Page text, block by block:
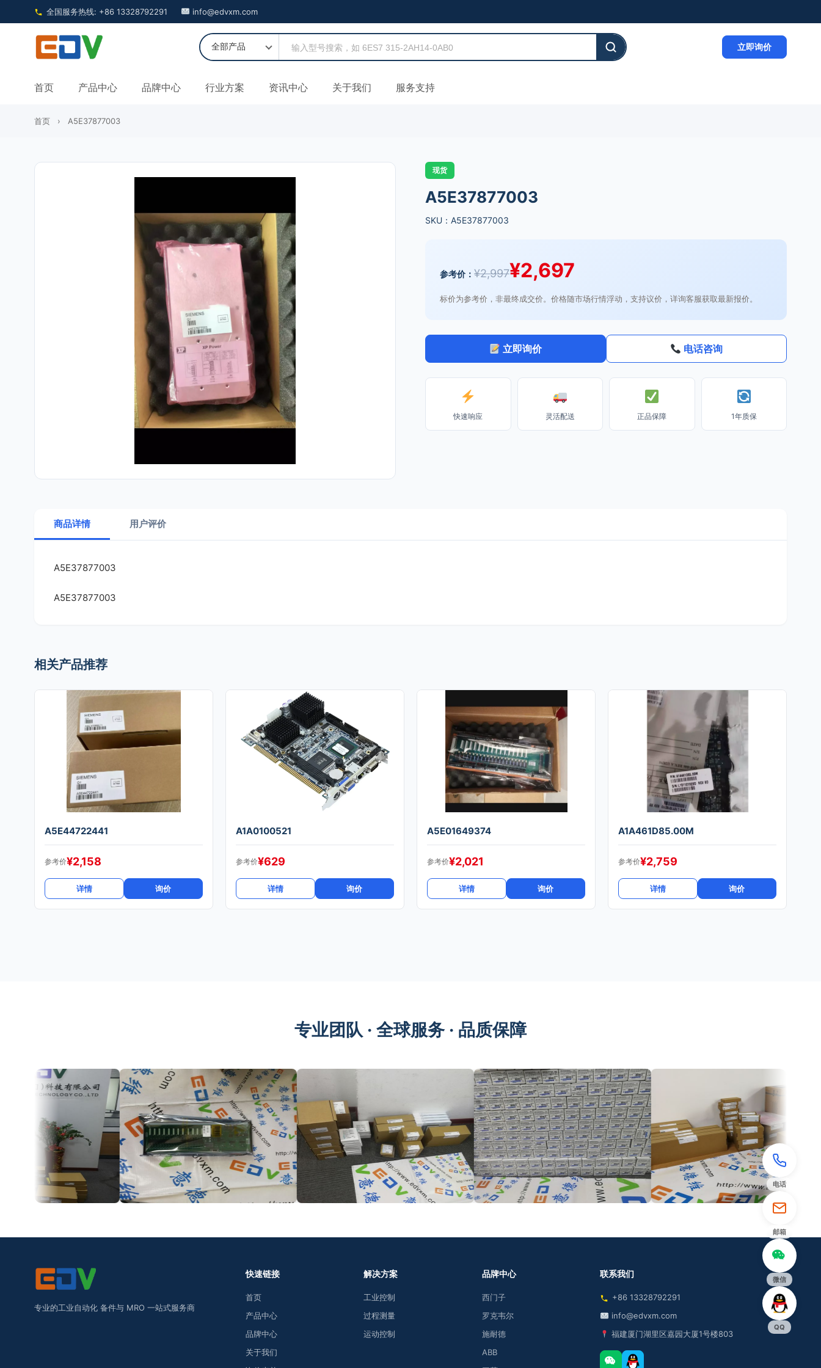
全国服务热线: +86 13328792291 info@edvxm.com
立即询价
首页 产品中心 品牌中心 行业方案 资讯中心 关于我们 服务支持
首页 › A5E37877003
现货
A5E37877003
SKU：A5E37877003
参考价： ¥2,997¥2,697
标价为参考价，非最终成交价。价格随市场行情浮动，支持议价，详询客服获取最新报价。
立即询价 电话咨询
快速响应 灵活配送 正品保障 1年质保
商品详情 用户评价
A5E37877003
A5E37877003
相关产品推荐
A5E44722441
参考价¥2,158
详情 询价
A1A0100521
参考价¥629
详情 询价
A5E01649374
参考价¥2,021
详情 询价
A1A461D85.00M
参考价¥2,759
详情 询价
专业团队 · 全球服务 · 品质保障
专业的工业自动化 备件与 MRO 一站式服务商
快速链接
首页
产品中心
品牌中心
关于我们
解决方案
工业控制
过程测量
运动控制
品牌中心
西门子
罗克韦尔
施耐德
ABB
联系我们
+86 13328792291
info@edvxm.com
福建厦门湖里区嘉园大厦1号楼803
电话
邮箱
微信
QQ